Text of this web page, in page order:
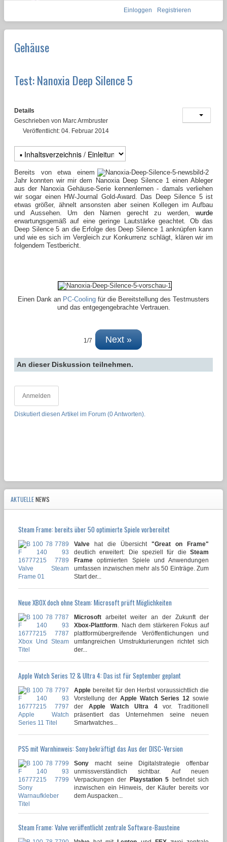
Einloggen Registrieren
Gehäuse
Test: Nanoxia Deep Silence 5
Details
Geschrieben von Marc Armbruster
Veröffentlicht: 04. Februar 2014
Bereits von etwa einem
Jahr konnten wir mir dem Nanoxia Deep Silence 1 einen Ableger
aus der Nanoxia Gehäuse-Serie kennenlernen - damals verliehen
wir sogar einen HW-Journal Gold-Award. Das Deep Silence 5 ist
etwas größer, ähnelt ansonsten aber seinen Kollegen im Aufbau
und Aussehen. Um den Namen gerecht zu werden, wurde
erwartungsgemäß auf eine geringe Lautstärke geachtet
Ob das
Deep Silence 5 an die Erfolge des Deep Silence 1 anknüpfen kann
und wie es sich im Vergleich zur Konkurrenz schlägt, klären wir im
folgendem Testbericht.
Einen Dank an PC-Cooling für die Bereitstellung des Testmusters
und das entgegengebrachte Vertrauen.
1/7 Next »
An dieser Diskussion teilnehmen.
Anmelden
Diskutiert diesen Artikel im Forum (0 Antworten).
AKTUELLENEWS
Steam Frame: bereits über 50 optimierte Spiele vorbereitet
Valve hat die Übersicht "Great on Frame"
deutlich erweitert: Die speziell für die Steam
Frame optimierten Spiele und Anwendungen
umfassen inzwischen mehr als 50 Einträge. Zum
Start der...
Neue XBOX doch ohne Steam: Microsoft prüft Möglichkeiten
Microsoft arbeitet weiter an der Zukunft der
Xbox-Plattform . Nach dem stärkeren Fokus auf
plattformübergreifende Veröffentlichungen und
umfangreichen Umstrukturierungen richtet sich
der...
Apple Watch Series 12 & Ultra 4: Das ist für September geplant
Apple bereitet für den Herbst voraussichtlich die
Vorstellung der Apple Watch Series 12 sowie
der Apple Watch Ultra 4vor. Traditionell
präsentiert das Unternehmen seine neuen
Smartwatches...
PS5 mit Warnhinweis: Sony bekräftigt das Aus der DISC-Version
Sony macht seine Digitalstrategie offenbar
unmissverständlich sichtbar. Auf neuen
Verpackungen der Playstation 5 befindet sich
inzwischen ein Hinweis, der Käufer bereits vor
dem Auspacken...
Steam Frame: Valve veröffentlicht zentrale Software-Bausteine